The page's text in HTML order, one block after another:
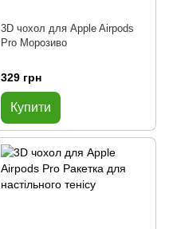
3D чохол для Apple Airpods
Pro Морозиво
329 грн
Купити